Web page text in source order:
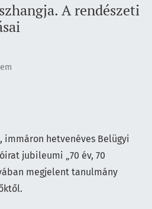
A rendészeti
immáron hetvenéves Belügyi
jubileumi „70 év, 70
megjelent tanulmány